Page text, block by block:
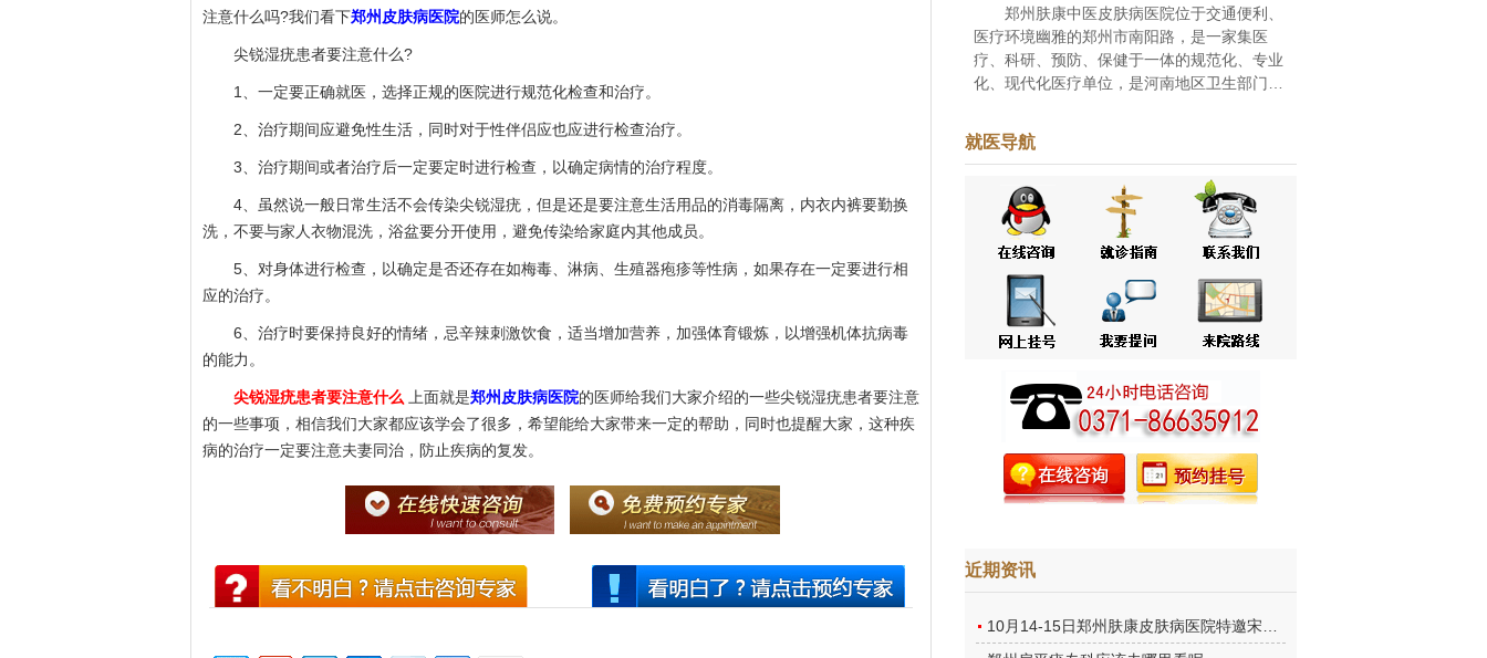
注意什么吗?我们看下郑州皮肤病医院的医师怎么说。
尖锐湿疣患者要注意什么?
1、一定要正确就医，选择正规的医院进行规范化检查和治疗。
2、治疗期间应避免性生活，同时对于性伴侣应也应进行检查治疗。
3、治疗期间或者治疗后一定要定时进行检查，以确定病情的治疗程度。
4、虽然说一般日常生活不会传染尖锐湿疣，但是还是要注意生活用品的消毒隔离，内衣内裤要勤换
洗，不要与家人衣物混洗，浴盆要分开使用，避免传染给家庭内其他成员。
5、对身体进行检查，以确定是否还存在如梅毒、淋病、生殖器疱疹等性病，如果存在一定要进行相
应的治疗。
6、治疗时要保持良好的情绪，忌辛辣刺激饮食，适当增加营养，加强体育锻炼，以增强机体抗病毒
的能力。
尖锐湿疣患者要注意什么 上面就是郑州皮肤病医院的医师给我们大家介绍的一些尖锐湿疣患者要注意
的一些事项，相信我们大家都应该学会了很多，希望能给大家带来一定的帮助，同时也提醒大家，这种疾
病的治疗一定要注意夫妻同治，防止疾病的复发。
郑州肤康中医皮肤病医院位于交通便利、
医疗环境幽雅的郑州市南阳路，是一家集医
疗、科研、预防、保健于一体的规范化、专业
化、现代化医疗单位，是河南地区卫生部门批
于白癜风、牛皮癣等皮肤病的研究和治疗。随
着改革...[点击阅读]
就医导航
近期资讯